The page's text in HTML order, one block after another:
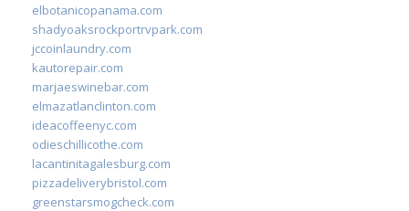
elbotanicopanama.com
shadyoaksrockportrvpark.com
jccoinlaundry.com
kautorepair.com
marjaeswinebar.com
elmazatlanclinton.com
ideacoffeenyc.com
odieschillicothe.com
lacantinitagalesburg.com
pizzadeliverybristol.com
greenstarsmogcheck.com